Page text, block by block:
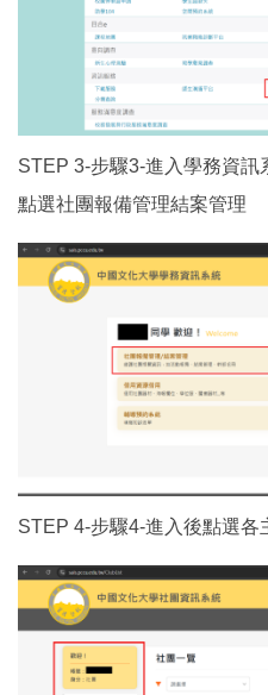
STEP 3-步驟3-進入學務資訊
點選社團報備管理結案管理
STEP 4-步驟4-進入後點選